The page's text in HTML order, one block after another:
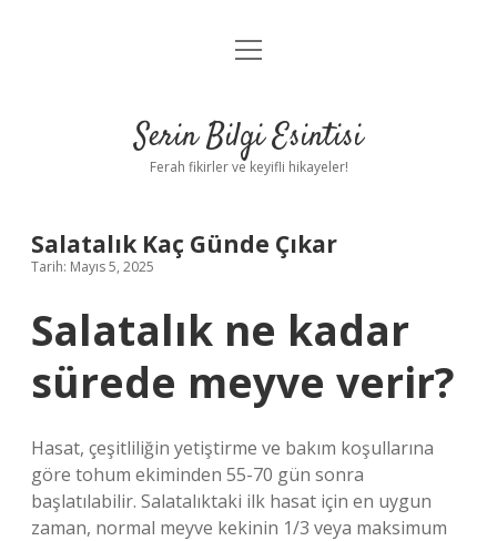
Anasayfa
Yasal Uyarı
menüyü
Serin Bilgi Esintisi
Ferah fikirler ve keyifli hikayeler!
Salatalık Kaç Günde Çıkar
Tarih: Mayıs 5, 2025
Salatalık ne kadar
sürede meyve verir?
Hasat, çeşitliliğin yetiştirme ve bakım koşullarına
göre tohum ekiminden 55-70 gün sonra
başlatılabilir. Salatalıktaki ilk hasat için en uygun
zaman, normal meyve kekinin 1/3 veya maksimum